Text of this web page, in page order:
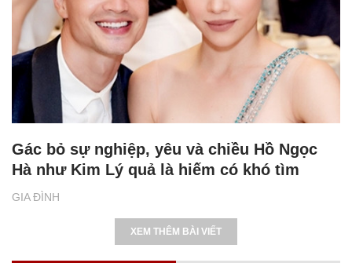
GIA ĐÌNH
Gác bỏ sự nghiệp, yêu và chiều Hồ Ngọc
Hà như Kim Lý quả là hiếm có khó tìm
XEM THÊM BÀI VIẾT